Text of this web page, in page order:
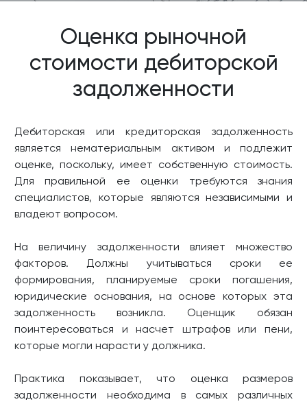
Оценка рыночной
стоимости дебиторской
задолженности
Дебиторская или кредиторская задолженность
является нематериальным активом и подлежит
оценке, поскольку, имеет собственную стоимость.
Для правильной ее оценки требуются знания
специалистов, которые являются независимыми и
владеют вопросом.
На величину задолженности влияет множество
факторов. Должны учитываться сроки ее
формирования, планируемые сроки погашения,
юридические основания, на основе которых эта
задолженность возникла. Оценщик обязан
поинтересоваться и насчет штрафов или пени,
которые могли нарасти у должника.
Практика показывает, что оценка размеров
задолженности необходима в самых различных